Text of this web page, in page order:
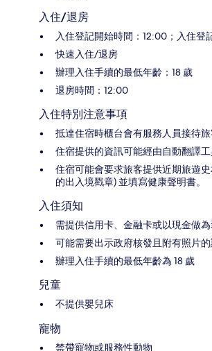
入住/退房
入住登記開始時間：12:00；入住
快速入住/退房
辦理入住手續的最低年齡：18 歲
退房時間：12:00
入住特別注意事項
抵達住宿時櫃台會有服務人員接待
住宿提供的資訊可能經由自動翻譯
住宿可能會要求旅客提供近期旅遊
的出入境戳章) 並填寫健康聲明書。
入住須知
需提供信用卡、金融卡或以現金做
可能需要出示政府核發且附有照片
辦理入住手續的最低年齡為 18 歲
兒童
不提供嬰兒床
寵物
禁帶寵物或服務性動物